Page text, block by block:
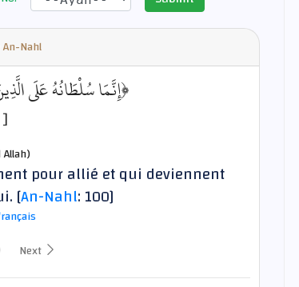
Nahl
﴿إِنَّمَا سُلْطَانُهُ عَلَى
[
pour allié et qui deviennent
[An-Nahl: 100]
Next